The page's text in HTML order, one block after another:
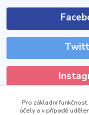
Pro základní
účely a v případě